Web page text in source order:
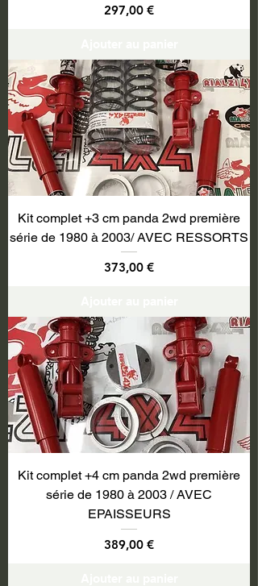
Prix
297,00 €
Kit complet +3 cm panda 2wd première
série de 1980 à 2003/ AVEC RESSORTS
Prix
373,00 €
Kit complet +4 cm panda 2wd première
série de 1980 à 2003 / AVEC
EPAISSEURS
Prix
389,00 €